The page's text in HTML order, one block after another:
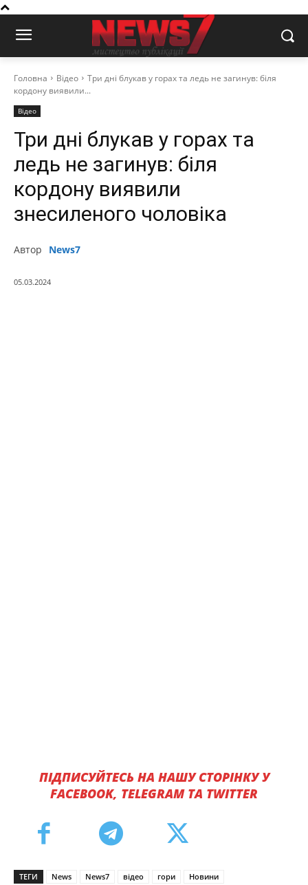
Головна Відео
Три дні блукав у горах та ледь не загинув: біля
кордону виявили...
Відео
Три дні блукав у горах та
ледь не загинув: біля
кордону виявили
знесиленого чоловіка
Автор News7
05.03.2024
ПІДПИСУЙТЕСЬ НА НАШУ СТОРІНКУ У
FACEBOOK, TELEGRAM ТА TWITTER
ТЕГИ News News7 відео гори Новини